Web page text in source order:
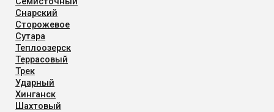
Снарский
Сторожевое
Сутара
Теплоозерск
Террасовый
Трек
Ударный
Хинганск
Шахтовый